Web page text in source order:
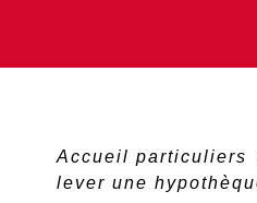
Accueil particuliers
lever une